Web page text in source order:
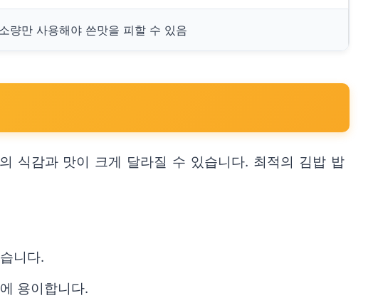
소량만 사용해야 쓴맛을 피할 수 있음
식감과 맛이 크게 달라질 수 있습니다. 최적의 김밥 밥
니다.
용이합니다.